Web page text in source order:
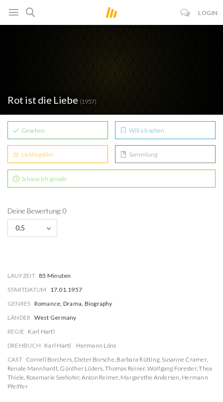
LOGIN
Rot ist die Liebe (1957)
Gesehen Will ich sehen
Lieblingsfilm Sammlung
Schaue ich gerade
Deine Bewertung: 0
0.5
LAUFZEIT 85 Minuten
STARTDATUM
17.01.1957
GENRES Romance, Drama, Biography
LÄNDER West Germany
REGIE Karl Hartl
DREHBUCH Karl Hartl
Hermann Löns
CAST Cornell Borchers, Dieter Borsche, Barbara Rütting, Susanne Cramer,
Renate Mannhardt, Günther Lüders,Thomas Reiner, Wolfgang Forester,Thea
Thiele, Rosemarie Seehofer, Anton Reimer, Margarethe Andersen, Hermann
Pfeiffer